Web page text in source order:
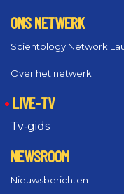
ONS NETWERK
Scientology Network
Over het netwerk
LIVE-TV
Tv‑gids
NEWSROOM
Nieuwsberichten